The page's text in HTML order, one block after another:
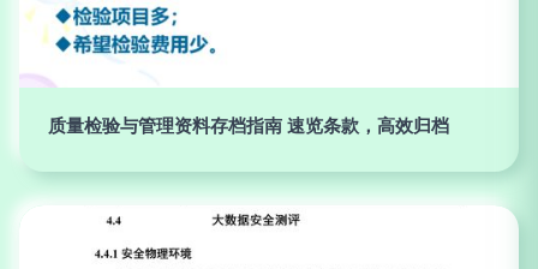
质量检验与管理资料存档指南 速览条款，高效归档